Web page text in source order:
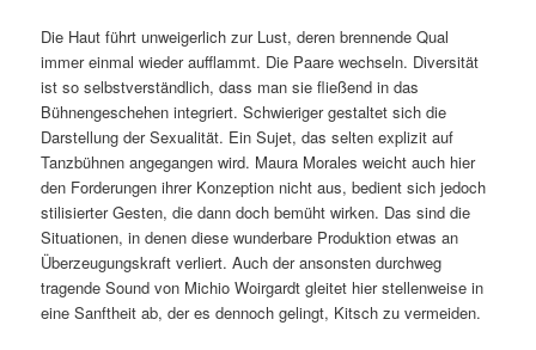
Die Haut führt unweigerlich zur Lust, deren brennende Qual
immer einmal wieder aufflammt. Die Paare wechseln. Diversität
ist so selbstverständlich, dass man sie fließend in das
Bühnengeschehen integriert. Schwieriger gestaltet sich die
Darstellung der Sexualität. Ein Sujet, das selten explizit auf
Tanzbühnen angegangen wird. Maura Morales weicht auch hier
den Forderungen ihrer Konzeption nicht aus, bedient sich jedoch
stilisierter Gesten, die dann doch bemüht wirken. Das sind die
Situationen, in denen diese wunderbare Produktion etwas an
Überzeugungskraft verliert. Auch der ansonsten durchweg
tragende Sound von Michio Woirgardt gleitet hier stellenweise in
eine Sanftheit ab, der es dennoch gelingt, Kitsch zu vermeiden.